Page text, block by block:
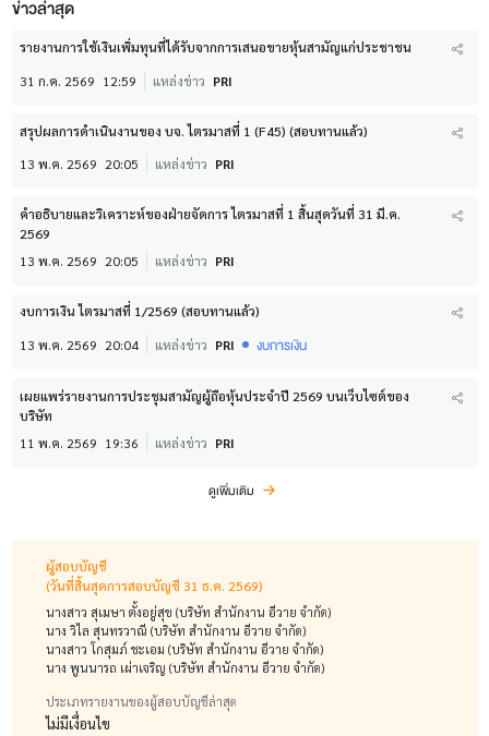
ข่าวล่าสุด
รายงานการใช้เงินเพิ่มทุนที่ได้รับจากการเสนอขายหุ้นสามัญแก่ประชาชน
31 ก.ค. 2569 12:59 แหล่งข่าว PRI
สรุปผลการดำเนินงานของ บจ. ไตรมาสที่ 1 (F45) (สอบทานแล้ว)
13 พ.ค. 2569 20:05 แหล่งข่าว PRI
คำอธิบายและวิเคราะห์ของฝ่ายจัดการ ไตรมาสที่ 1 สิ้นสุดวันที่ 31 มี.ค.
2569
13 พ.ค. 2569 20:05 แหล่งข่าว PRI
งบการเงิน ไตรมาสที่ 1/2569 (สอบทานแล้ว)
13 พ.ค. 2569 20:04 แหล่งข่าว PRI งบการเงิน
เผยแพร่รายงานการประชุมสามัญผู้ถือหุ้นประจำปี 2569 บนเว็บไซต์ของ
บริษัท
11 พ.ค. 2569 19:36 แหล่งข่าว PRI
ดูเพิ่มเติม
ผู้สอบบัญชี
(วันที่สิ้นสุดการสอบบัญชี 31 ธ.ค. 2569)
นางสาว สุเมษา ตั้งอยู่สุข (บริษัท สำนักงาน อีวาย จำกัด)
นาง วิไล สุนทรวาณี (บริษัท สำนักงาน อีวาย จำกัด)
นางสาว โกสุมภ์ ชะเอม (บริษัท สำนักงาน อีวาย จำกัด)
นาง พูนนารถ เผ่าเจริญ (บริษัท สำนักงาน อีวาย จำกัด)
ประเภทรายงานของผู้สอบบัญชีล่าสุด
ไม่มีเงื่อนไข